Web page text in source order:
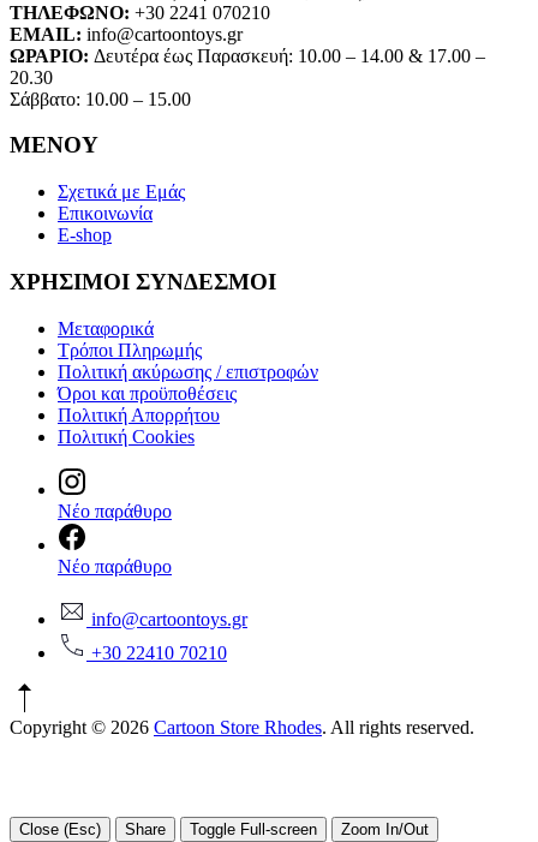
ΤΗΛΕΦΩΝΟ: +30 2241 070210
EMAIL: info@cartoontoys.gr
ΩΡΑΡΙΟ: Δευτέρα έως Παρασκευή: 10.00 – 14.00 & 17.00 –
20.30
Σάββατο: 10.00 – 15.00
ΜΕΝΟΥ
Σχετικά με Εμάς
Επικοινωνία
E-shop
ΧΡΗΣΙΜΟΙ ΣΥΝΔΕΣΜΟΙ
Μεταφορικά
Τρόποι Πληρωμής
Πολιτική ακύρωσης / επιστροφών
Όροι και προϋποθέσεις
Πολιτική Απορρήτου
Πολιτική Cookies
Νέο παράθυρο
Νέο παράθυρο
info@cartoontoys.gr
+30 22410 70210
Copyright © 2026 Cartoon Store Rhodes. All rights reserved.
Close (Esc) Share Toggle Full-screen Zoom In/Out